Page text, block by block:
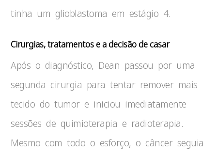
tinha um glioblastoma em estágio 4.
Cirurgias, tratamentos e a decisão de casar
Após o diagnóstico, Dean passou por uma
segunda cirurgia para tentar remover mais
tecido do tumor e iniciou imediatamente
sessões de quimioterapia e radioterapia.
Mesmo com todo o esforço, o câncer seguia